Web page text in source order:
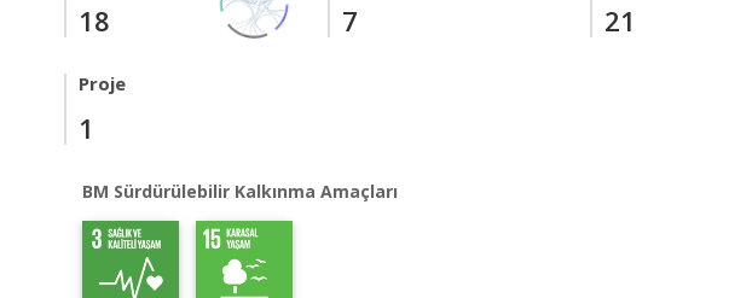
18 7 21
Proje
1
BM Sürdürülebilir Kalkınma Amaçları